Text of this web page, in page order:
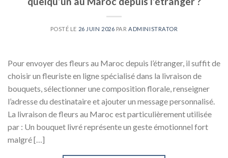
POSTÉ LE 26 JUIN 2026 PARADMINISTRATOR
Pour envoyer des fleurs au Maroc depuis l’étranger, il suffit de
choisir un fleuriste en ligne spécialisé dans la livraison de
bouquets, sélectionner une composition florale, renseigner
l’adresse du destinataire et ajouter un message personnalisé.
La livraison de fleurs au Maroc est particulièrement utilisée
par : Un bouquet livré représente un geste émotionnel fort
malgré […]